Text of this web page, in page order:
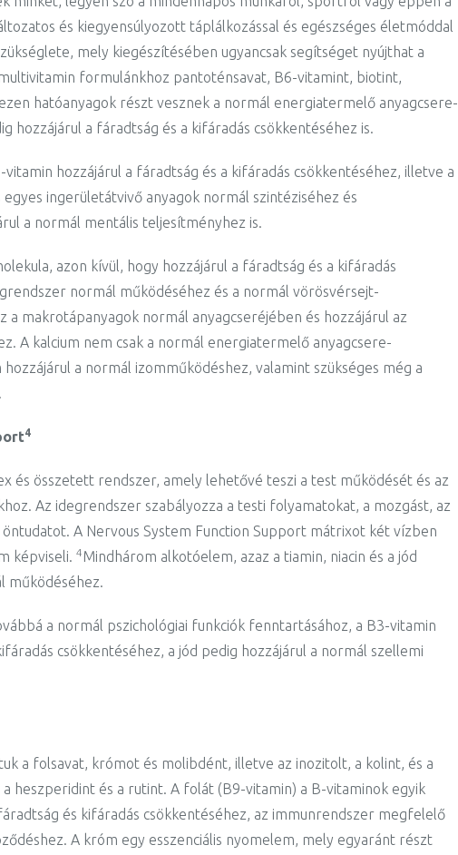
és kiegyensúlyozott táplálkozással és egészséges életmóddal
mely kiegészítésében ugyancsak segítséget nyújthat a
formulánkhoz pantoténsavat, B6-vitamint, biotint,
hatóanyagok részt vesznek a normál energiatermelő anyagcsere-
hozzájárul a fáradtság és a kifáradás csökkentéséhez is.
hozzájárul a fáradtság és a kifáradás csökkentéséhez, illetve a
ingerületátvivő anyagok normál szintéziséhez és
a normál mentális teljesítményhez is.
azon kívül, hogy hozzájárul a fáradtság és a kifáradás
normál működéséhez és a normál vörösvérsejt-
a makrotápanyagok normál anyagcseréjében és hozzájárul az
A kalcium nem csak a normál energiatermelő anyagcsere-
a normál izomműködéshez, valamint szükséges még a
4
és összetett rendszer, amely lehetővé teszi a test működését és az
Az idegrendszer szabályozza a testi folyamatokat, a mozgást, az
A Nervous System Function Support mátrixot két vízben
képviseli. 4 Mindhárom alkotóelem, azaz a tiamin, niacin és a jód
működéséhez.
a normál pszichológiai funkciók fenntartásához, a B3-vitamin
csökkentéséhez, a jód pedig hozzájárul a normál szellemi
a folsavat, krómot és molibdént, illetve az inozitolt, a kolint, és a
heszperidint és a rutint. A folát (B9-vitamin) a B-vitaminok egyik
és kifáradás csökkentéséhez, az immunrendszer megfelelő
A króm egy esszenciális nyomelem, mely egyaránt részt